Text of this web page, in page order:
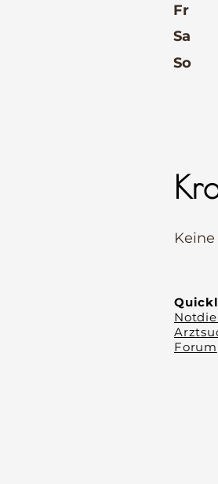
Fr
Sa
So
Keine
Forum